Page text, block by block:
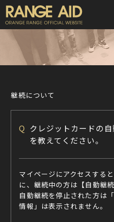
継続について
Q クレジットカードの
を教えてください。
マイページにアクセスする
に、継続中の方は【自動継
自動継続を停止された方は
情報」は表示されません。